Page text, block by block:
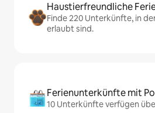
Haustierfreundliche
Finde 220 Unterkünfte, in
erlaubt sind.
Ferienunterkünfte mit
10 Unterkünfte verfügen